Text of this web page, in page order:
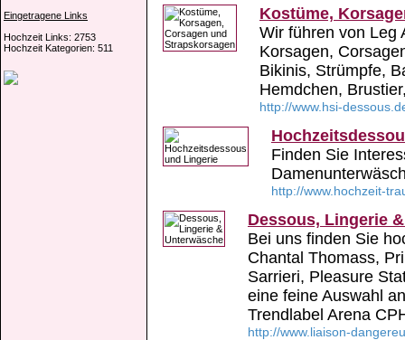
Eingetragene Links
Hochzeit Links: 2753
Hochzeit Kategorien: 511
Kostüme,
Wir führen von Leg
Korsagen,
Bikinis, Strümpfe,
Hemdchen,
http://www.hsi-
Finden Sie
http://www.hochzeit-
Dessous, Lingerie
Bei uns finden Sie
Chantal Thomass,
Sarrieri, Pleasure
eine feine Auswahl
Trendlabel Arena
http://www.liaison-